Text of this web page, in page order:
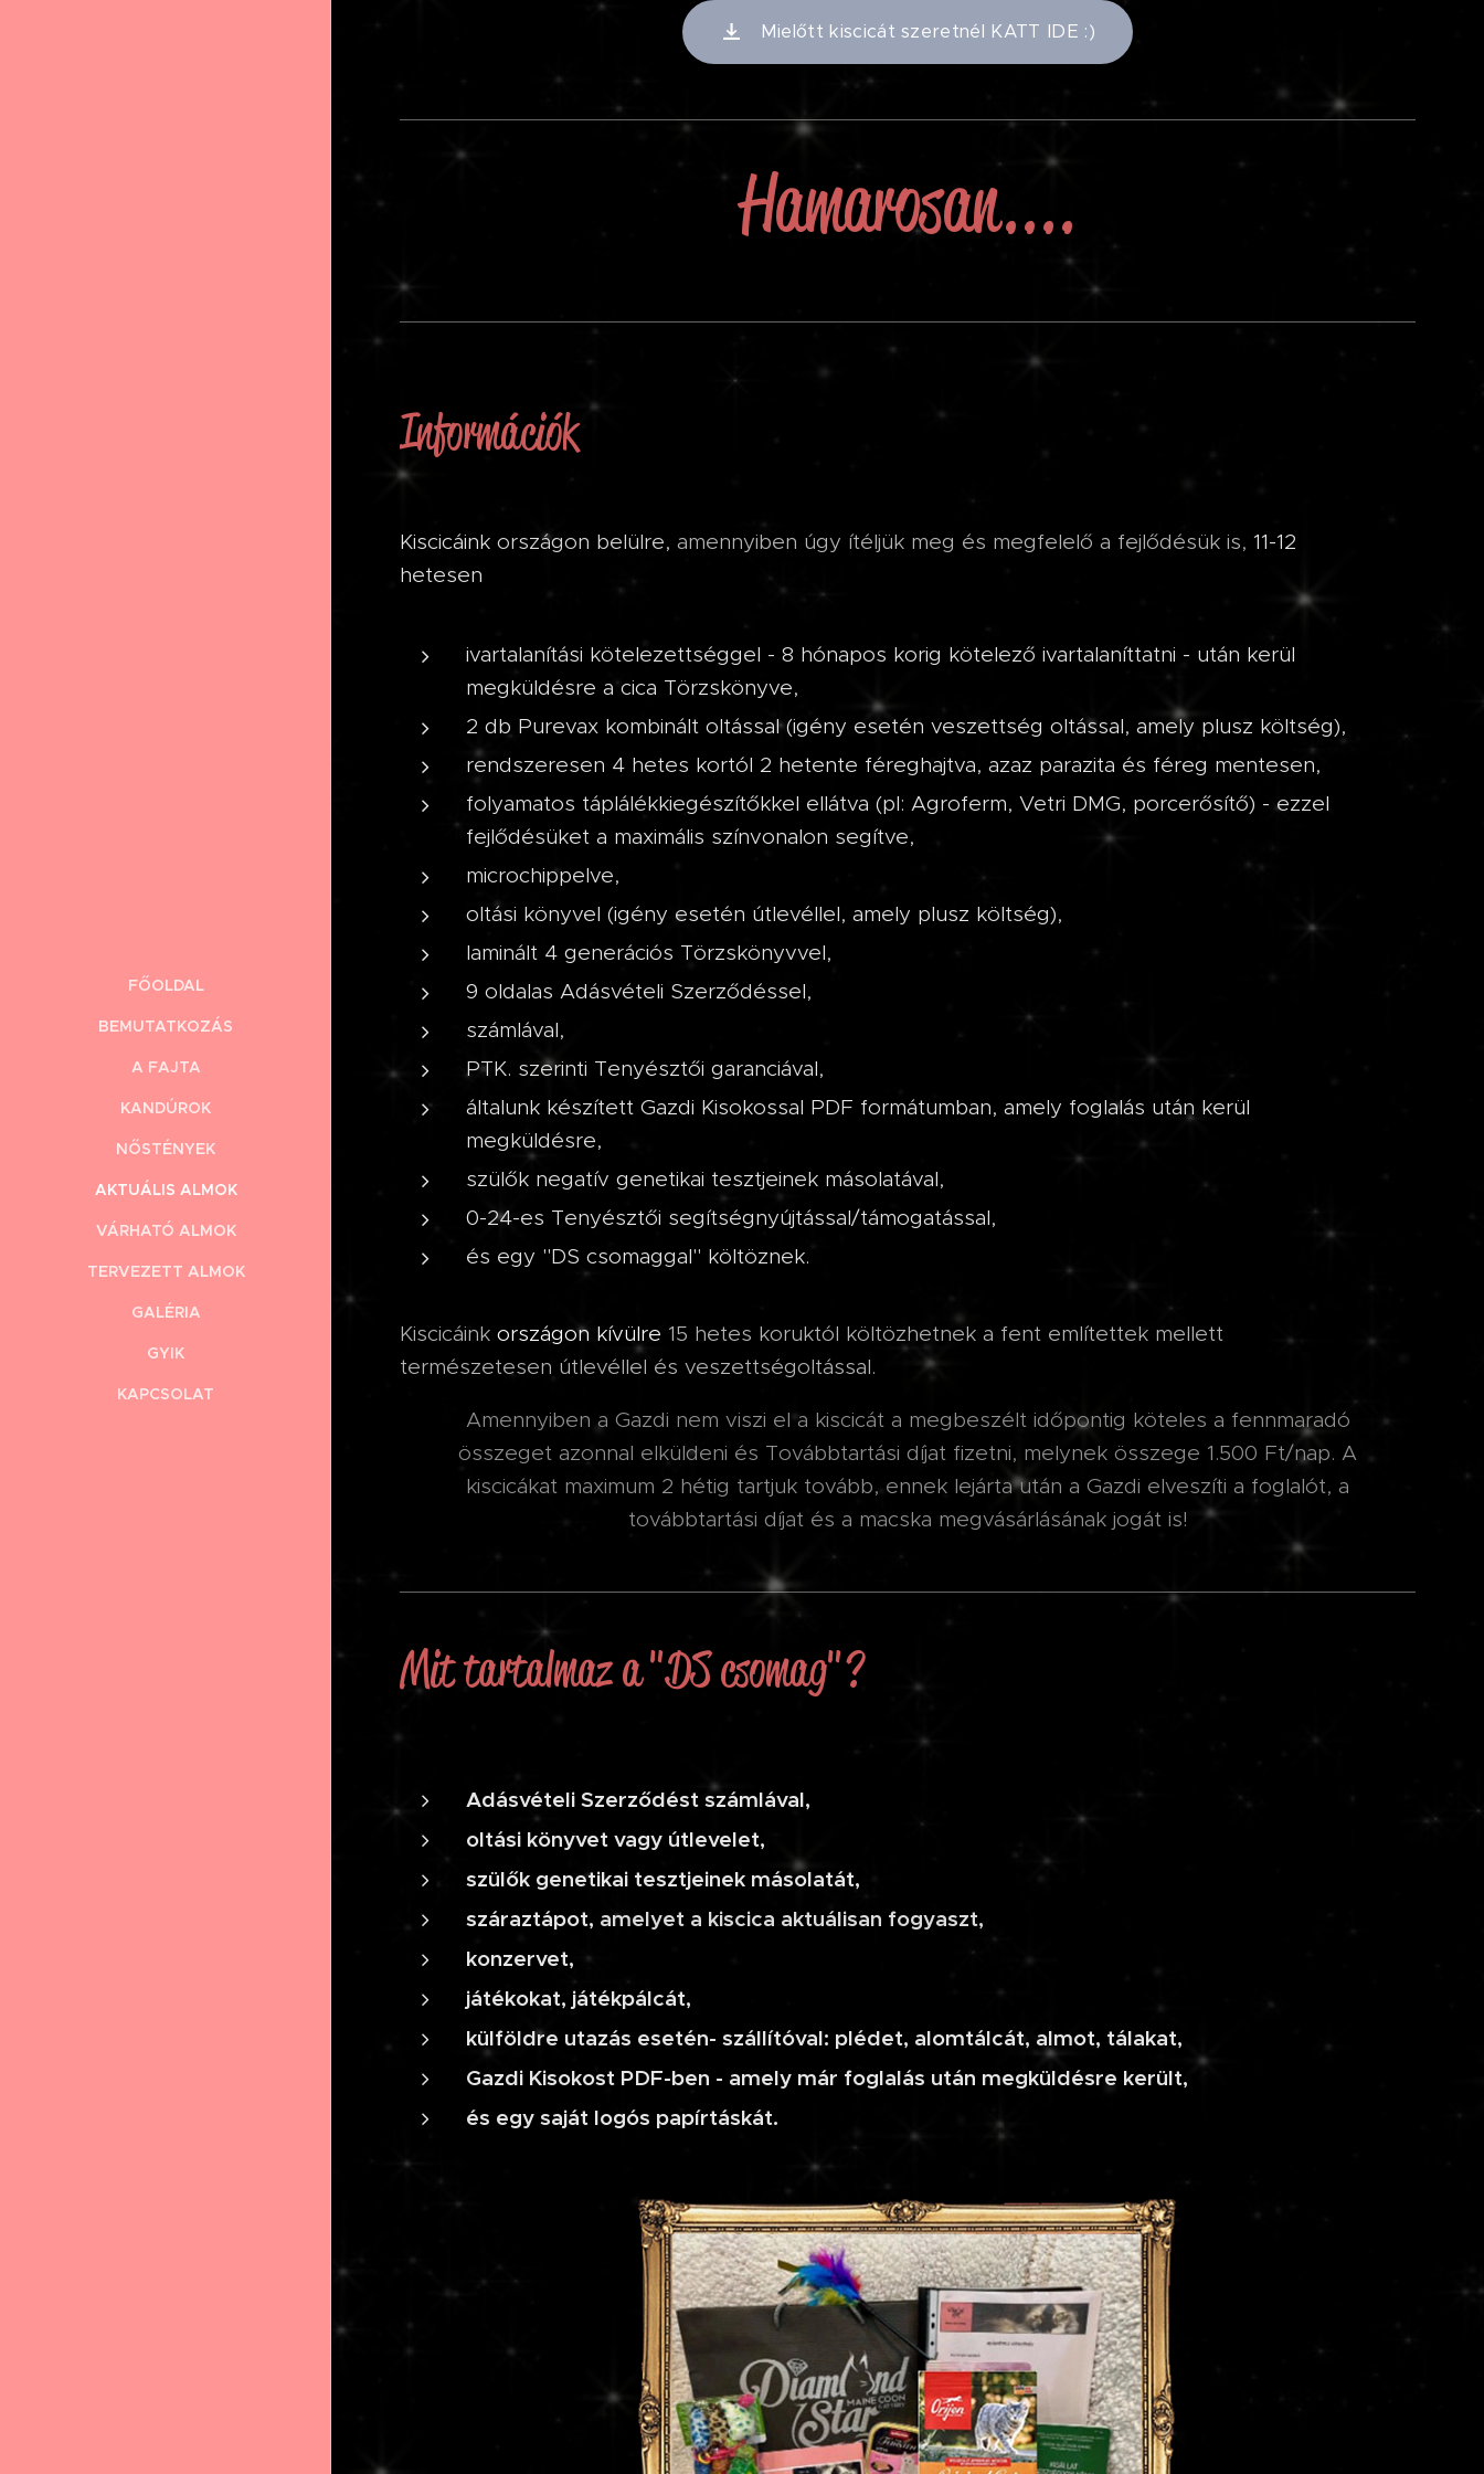
FŐOLDAL
BEMUTATKOZÁS
A FAJTA
KANDÚROK
NŐSTÉNYEK
AKTUÁLIS ALMOK
VÁRHATÓ ALMOK
TERVEZETT ALMOK
GALÉRIA
GYIK
KAPCSOLAT
Mielőtt kiscicát szeretnél KATT IDE :)
Hamarosan....
Információk
Kiscicáink országon belülre, amennyiben úgy ítéljük meg és megfelelő a fejlődésük is, 11-12
hetesen
ivartalanítási kötelezettséggel - 8 hónapos korig kötelező ivartalaníttatni - után kerül
megküldésre a cica Törzskönyve,
2 db Purevax kombinált oltással (igény esetén veszettség oltással, amely plusz költség),
rendszeresen 4 hetes kortól 2 hetente féreghajtva, azaz parazita és féreg mentesen,
folyamatos táplálékkiegészítőkkel ellátva (pl: Agroferm, Vetri DMG, porcerősítő) - ezzel
fejlődésüket a maximális színvonalon segítve,
microchippelve,
oltási könyvel (igény esetén útlevéllel, amely plusz költség),
laminált 4 generációs Törzskönyvvel,
9 oldalas Adásvételi Szerződéssel,
számlával,
PTK. szerinti Tenyésztői garanciával,
általunk készített Gazdi Kisokossal PDF formátumban, amely foglalás után kerül
megküldésre,
szülők negatív genetikai tesztjeinek másolatával,
0-24-es Tenyésztői segítségnyújtással/támogatással,
és egy "DS csomaggal" költöznek.
Kiscicáink országon kívülre 15 hetes koruktól költözhetnek a fent említettek mellett
természetesen útlevéllel és veszettségoltással.
Amennyiben a Gazdi nem viszi el a kiscicát a megbeszélt időpontig köteles a fennmaradó
összeget azonnal elküldeni és Továbbtartási díjat fizetni, melynek összege 1.500 Ft/nap. A
kiscicákat maximum 2 hétig tartjuk tovább, ennek lejárta után a Gazdi elveszíti a foglalót, a
továbbtartási díjat és a macska megvásárlásának jogát is!
Mit tartalmaz a "DS csomag"?
Adásvételi Szerződést számlával,
oltási könyvet vagy útlevelet,
szülők genetikai tesztjeinek másolatát,
száraztápot, amelyet a kiscica aktuálisan fogyaszt,
konzervet,
játékokat, játékpálcát,
külföldre utazás esetén- szállítóval: plédet, alomtálcát, almot, tálakat,
Gazdi Kisokost PDF-ben - amely már foglalás után megküldésre került,
és egy saját logós papírtáskát.